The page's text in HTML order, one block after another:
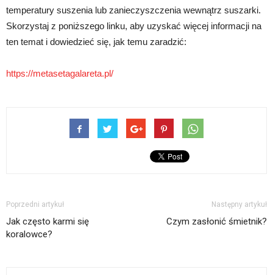
temperatury suszenia lub zanieczyszczenia wewnątrz suszarki.
Skorzystaj z poniższego linku, aby uzyskać więcej informacji na
ten temat i dowiedzieć się, jak temu zaradzić:
https://metasetagalareta.pl/
Poprzedni artykuł
Jak często karmi się
koralowce?
Następny artykuł
Czym zasłonić śmietnik?